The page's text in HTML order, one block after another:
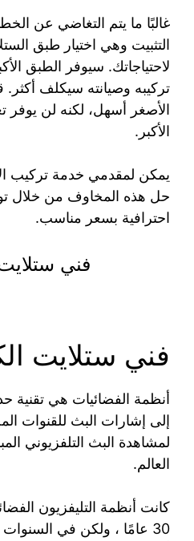
غالبًا ما يتم التغاضي عن
التثبيت وهي اختيار طبق
لاحتياجاتك. سيوفر الطبق
تركيبه وصيانته سيكلف
الأصغر أسهل، لكنه لن يوفر
الأكبر.
يمكن لمقدمي خدمة تركيب
حل هذه المخاوف من خلال
احترافية بسعر مناسب.
فني ستلايت
فني ستلايت
أنظمة الفضائيات هي تقنية
إلى إشارات البث للقنوات
لمشاهدة البث التلفزيوني
العالم.
كانت أنظمة التليفزيون
30 عامًا ، ولكن في